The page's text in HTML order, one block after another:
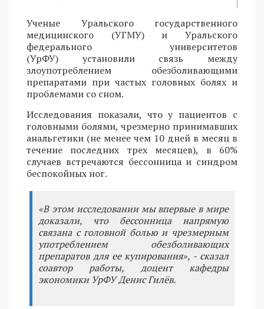
Ученые Уральского государственного
медицинского (УГМУ) и Уральского
федерального университетов
(УрФУ) установили связь между
злоупотреблением обезболивающими
препаратами при частых головных болях и
проблемами со сном.
Исследования показали, что у пациентов с
головными болями, чрезмерно принимавших
анальгетики (не менее чем 10 дней в месяц в
течение последних трех месяцев), в 60%
случаев встречаются бессонница и синдром
беспокойных ног.
«В этом исследовании мы впервые в мире
доказали, что бессонница напрямую
связана с головной болью и чрезмерным
употреблением обезболивающих
препаратов для ее купирования», - сказал
соавтор работы, доцент кафедры
экономики УрФУ Денис Гилёв.